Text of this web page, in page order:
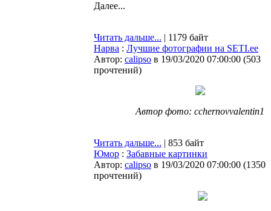
Далее...
Читать дальше... | 1179 байт
Нарва : Лучшие фотографии на SETI.ee
Автор: calipso в 19/03/2020 07:00:00 (503
прочтений)
Автор фото: cchernovvalentin1
Читать дальше... | 853 байт
Юмор : Забавные картинки
Автор: calipso в 19/03/2020 07:00:00 (1350
прочтений)